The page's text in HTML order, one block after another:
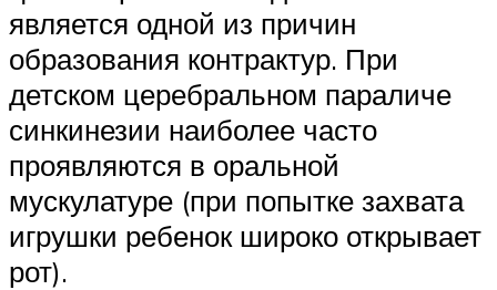
является одной из причин
образования контрактур. При
детском церебральном параличе
синкинезии наиболее часто
проявляются в оральной
мускулатуре (при попытке захвата
игрушки ребенок широко открывает
рот).